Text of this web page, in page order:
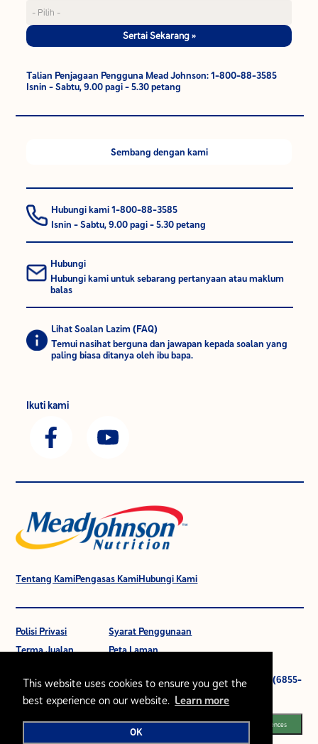
This website uses cookies to ensure you get the
best experience on our website. Learn more
OK
Sertai Sekarang »
Talian Penjagaan Pengguna Mead Johnson: 1-800-88-3585
Isnin - Sabtu, 9.00 pagi - 5.30 petang
Sembang dengan kami
Hubungi kami 1-800-88-3585
Isnin - Sabtu, 9.00 pagi - 5.30 petang
Hubungi
Hubungi kami untuk sebarang pertanyaan atau maklum
balas
Lihat Soalan Lazim (FAQ)
Temui nasihat berguna dan jawapan kepada soalan yang
paling biasa ditanya oleh ibu bapa.
Ikuti kami
Tentang KamiPengasas KamiHubungi Kami
Polisi Privasi
Syarat Penggunaan
Terma Jualan
Peta Laman
© 2021 Mead Johnson Nutrition (M) Sdn Bhd. 196601000399 (6855-
W).
Segala hak cipta terpelihara.
Cookie Preferences